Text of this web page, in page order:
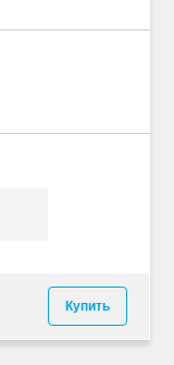
Купить